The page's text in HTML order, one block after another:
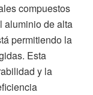
compuestos
aluminio de alta
permitiendo la
Esta
y la